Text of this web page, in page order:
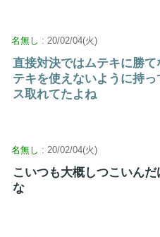
名無し : 20/02/04(火)
直接対決ではムテキに勝
テキを使えないように持
ス取れてたよね
名無し : 20/02/04(火)
こいつも大概しつこいん
な